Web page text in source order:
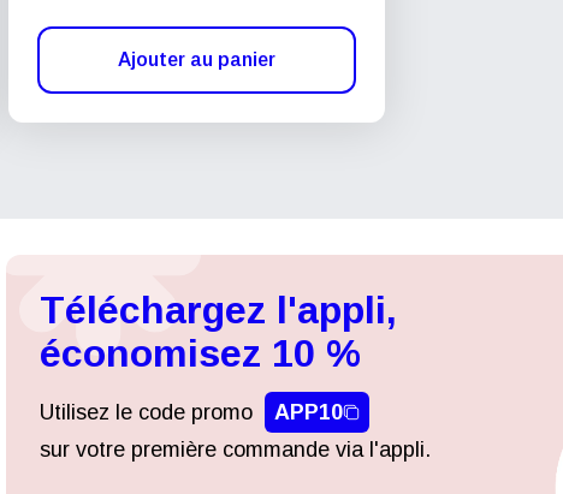
Ajouter au panier
Téléchargez l'appli,
économisez 10 %
Utilisez le code promo
APP10
sur votre première commande via l'appli.